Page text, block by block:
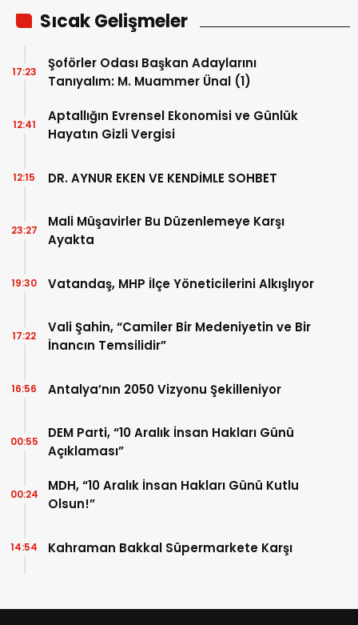
Sıcak Gelişmeler
Şoförler Odası Başkan Adaylarını
Tanıyalım: M. Muammer Ünal (1)
17:23
Aptallığın Evrensel Ekonomisi ve Günlük
Hayatın Gizli Vergisi
12:41
DR. AYNUR EKEN VE KENDİMLE SOHBET
12:15
Mali Müşavirler Bu Düzenlemeye Karşı
Ayakta
23:27
Vatandaş, MHP İlçe Yöneticilerini Alkışlıyor
19:30
Vali Şahin, “Camiler Bir Medeniyetin ve Bir
İnancın Temsilidir”
17:22
Antalya’nın 2050 Vizyonu Şekilleniyor
16:56
DEM Parti, “10 Aralık İnsan Hakları Günü
Açıklaması”
00:55
MDH, “10 Aralık İnsan Hakları Günü Kutlu
Olsun!”
00:24
Kahraman Bakkal Süpermarkete Karşı
14:54